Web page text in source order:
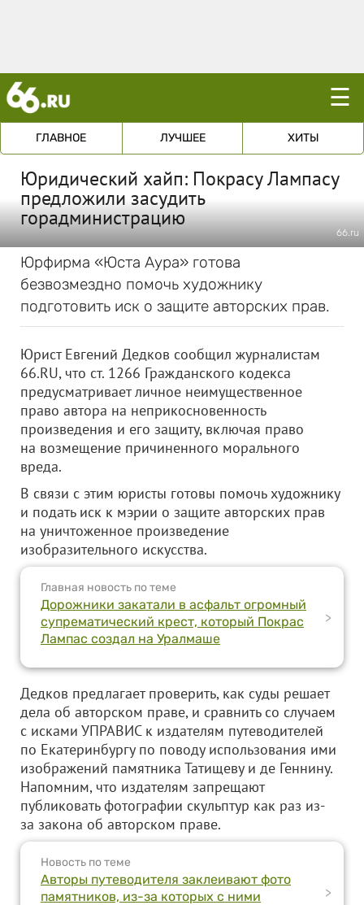
☰
ГЛАВНОЕ ЛУЧШЕЕ ХИТЫ
Юридический хайп: Покрасу Лампасу
предложили засудить
горадминистрацию
66.ru
Юрфирма «Юста Аура» готова
безвозмездно помочь художнику
подготовить иск о защите авторских прав.
Юрист Евгений Дедков сообщил журналистам
66.RU, что ст. 1266 Гражданского кодекса
предусматривает личное неимущественное
право автора на неприкосновенность
произведения и его защиту, включая право
на возмещение причиненного морального
вреда.
В связи с этим юристы готовы помочь художнику
и подать иск к мэрии о защите авторских прав
на уничтоженное произведение
изобразительного искусства.
Главная новость по теме
Дорожники закатали в асфальт огромный
супрематический крест, который Покрас
Лампас создал на Уралмаше
>
Дедков предлагает проверить, как суды решает
дела об авторском праве, и сравнить со случаем
с исками УПРАВИС к издателям путеводителей
по Екатеринбургу по поводу использования ими
изображений памятника Татищеву и де Геннину.
Напомним, что издателям запрещают
публиковать фотографии скульптур как раз из-
за закона об авторском праве.
Новость по теме
Авторы путеводителя заклеивают фото
памятников, из-за которых с ними
>